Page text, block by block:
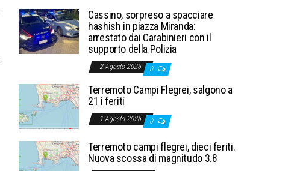
Cassino, sorpreso a spacciare
hashish in piazza Miranda:
arrestato dai Carabinieri con il
supporto della Polizia
2 Agosto 2026 0
Terremoto Campi Flegrei, salgono a
21 i feriti
1 Agosto 2026 0
Terremoto campi flegrei, dieci feriti.
Nuova scossa di magnitudo 3.8